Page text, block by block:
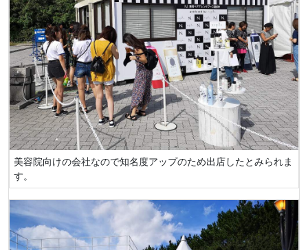
美容院向けの会社なので知名度アップのため出店したとみられま
す。